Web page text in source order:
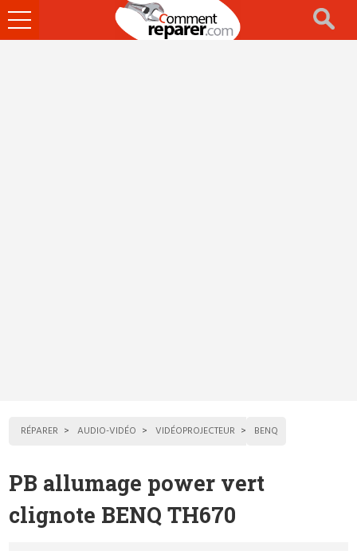
Ouvrir
le
RÉPARER AUDIO-VIDÉO VIDÉOPROJECTEUR BENQ
PB allumage power vert
clignote BENQ TH670